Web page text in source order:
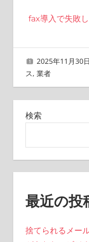
投
ナ
ビ
ゲ
ー
シ
ョ
ン
fax導入で失敗
2025年11月30日
ス, 業者
検索
最近の投
捨てられるメー